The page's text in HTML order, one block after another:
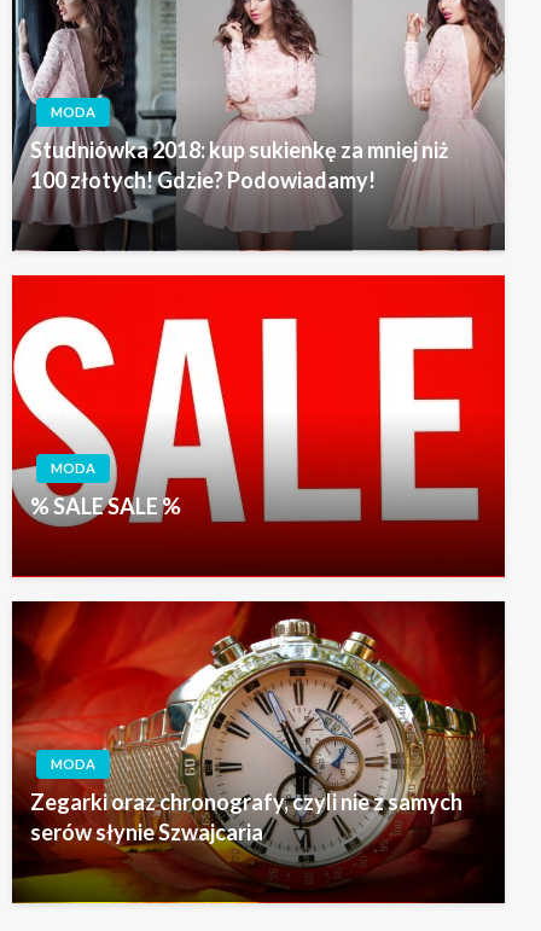
MODA
Studniówka 2018: kup sukienkę za mniej niż
100 złotych! Gdzie? Podowiadamy!
MODA
% SALE SALE %
MODA
Zegarki oraz chronografy, czyli nie z samych
serów słynie Szwajcaria